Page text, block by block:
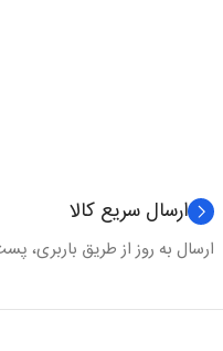
ارسال سریع کالا
ارسال به روز از طریق باربری،